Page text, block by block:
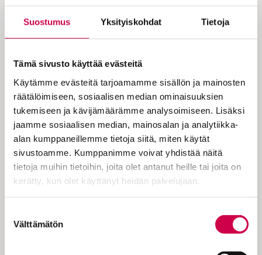
Suostumus Yksityiskohdat Tietoja
Tämä sivusto käyttää evästeitä
Käytämme evästeitä tarjoamamme sisällön ja mainosten
räätälöimiseen, sosiaalisen median ominaisuuksien
tukemiseen ja kävijämäärämme analysoimiseen. Lisäksi
jaamme sosiaalisen median, mainosalan ja analytiikka-
alan kumppaneillemme tietoja siitä, miten käytät
sivustoamme. Kumppanimme voivat yhdistää näitä
tietoja muihin tietoihin, joita olet antanut heille tai joita on
kerätty, kun olet käyttänyt heidän palvelujaan.
valinta
Välttämätön
lapsena nollaan, sillä koulussa ei
tullut menestystä, eikä
luokkakaveritkaan huolineet mukaan
leikkeihinsä. Tarvittiin rippileiri ja
siellä yksi ystävä, joka nousi
ratkaisevaan rooliin.
Koti oli maalaistalon tytölle paras paikka.
lapsi oppi touhuilemaan itsekseen tai